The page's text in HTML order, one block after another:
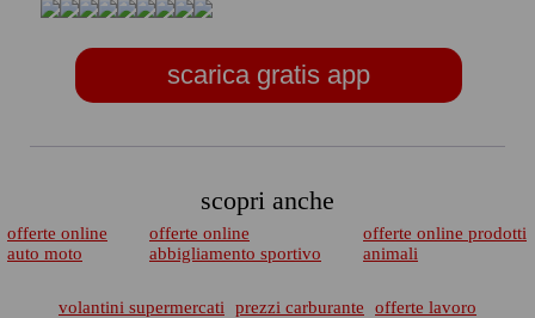
scarica gratis app
scopri anche
offerte online
auto moto
offerte online
abbigliamento sportivo
offerte online prodotti
animali
volantini supermercati prezzi carburante
offerte lavoro